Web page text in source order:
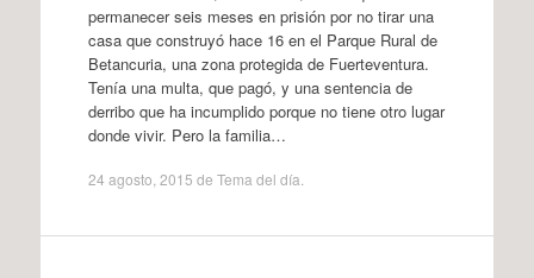
permanecer seis meses en prisión por no tirar una
casa que construyó hace 16 en el Parque Rural de
Betancuria, una zona protegida de Fuerteventura.
Tenía una multa, que pagó, y una sentencia de
derribo que ha incumplido porque no tiene otro lugar
donde vivir. Pero la familia…
24 agosto, 2015 de Tema del día